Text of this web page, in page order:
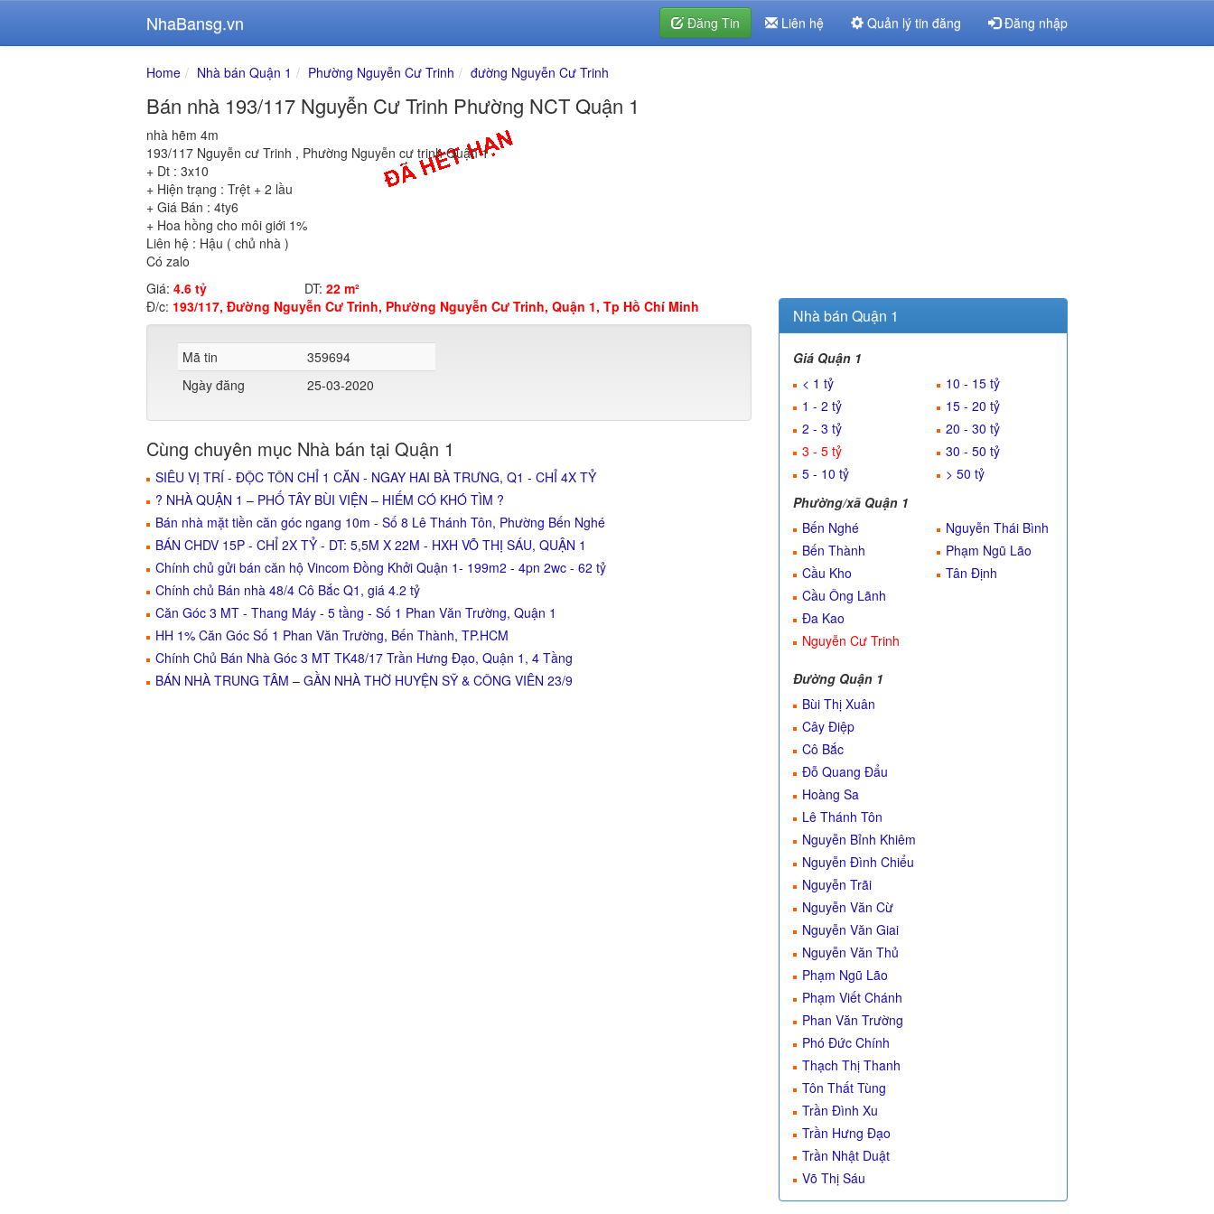
NhaBansg.vn Đăng Tin Liên hệ Quản lý tin đăng Đăng nhập
Home Nhà bán Quận 1 Phường Nguyễn Cư Trinh đường Nguyễn Cư Trinh
Bán nhà 193/117 Nguyễn Cư Trinh Phường NCT Quận 1
nhà hẽm 4m
193/117 Nguyễn cư Trinh , Phường Nguyễn cư trinh Quận 1
+ Dt : 3x10
+ Hiện trạng : Trệt + 2 lầu
+ Giá Bán : 4ty6
+ Hoa hồng cho môi giới 1%
Liên hệ : Hậu ( chủ nhà )
Có zalo
Giá: 4.6 tỷ DT: 22 m²
Đ/c: 193/117, Đường Nguyễn Cư Trinh, Phường Nguyễn Cư Trinh, Quận 1, Tp Hồ Chí Minh
Mã tin
359694
Ngày đăng
25-03-2020
Cùng chuyên mục Nhà bán tại Quận 1
SIÊU VỊ TRÍ - ĐỘC TÔN CHỈ 1 CĂN - NGAY HAI BÀ TRƯNG, Q1 - CHỈ 4X TỶ
? NHÀ QUẬN 1 – PHỐ TÂY BÙI VIỆN – HIẾM CÓ KHÓ TÌM ?
Bán nhà mặt tiền căn góc ngang 10m - Số 8 Lê Thánh Tôn, Phường Bến Nghé
BÁN CHDV 15P - CHỈ 2X TỶ - DT: 5,5M X 22M - HXH VÕ THỊ SÁU, QUẬN 1
Chính chủ gửi bán căn hộ Vincom Đồng Khởi Quận 1- 199m2 - 4pn 2wc - 62 tỷ
Chính chủ Bán nhà 48/4 Cô Bắc Q1, giá 4.2 tỷ
Căn Góc 3 MT - Thang Máy - 5 tầng - Số 1 Phan Văn Trường, Quận 1
HH 1% Căn Góc Số 1 Phan Văn Trường, Bến Thành, TP.HCM
Chính Chủ Bán Nhà Góc 3 MT TK48/17 Trần Hưng Đạo, Quận 1, 4 Tầng
BÁN NHÀ TRUNG TÂM – GẦN NHÀ THỜ HUYỆN SỸ & CÔNG VIÊN 23/9
Nhà bán Quận 1
Giá Quận 1
< 1 tỷ
1 - 2 tỷ
2 - 3 tỷ
3 - 5 tỷ
5 - 10 tỷ
10 - 15 tỷ
15 - 20 tỷ
20 - 30 tỷ
30 - 50 tỷ
> 50 tỷ
Phường/xã Quận 1
Bến Nghé
Bến Thành
Cầu Kho
Cầu Ông Lãnh
Đa Kao
Nguyễn Cư Trinh
Nguyễn Thái Bình
Phạm Ngũ Lão
Tân Định
Đường Quận 1
Bùi Thị Xuân
Cây Điệp
Cô Bắc
Đỗ Quang Đẩu
Hoàng Sa
Lê Thánh Tôn
Nguyễn Bỉnh Khiêm
Nguyễn Đình Chiểu
Nguyễn Trãi
Nguyễn Văn Cừ
Nguyễn Văn Giai
Nguyễn Văn Thủ
Phạm Ngũ Lão
Phạm Viết Chánh
Phan Văn Trường
Phó Đức Chính
Thạch Thị Thanh
Tôn Thất Tùng
Trần Đình Xu
Trần Hưng Đạo
Trần Nhật Duật
Võ Thị Sáu